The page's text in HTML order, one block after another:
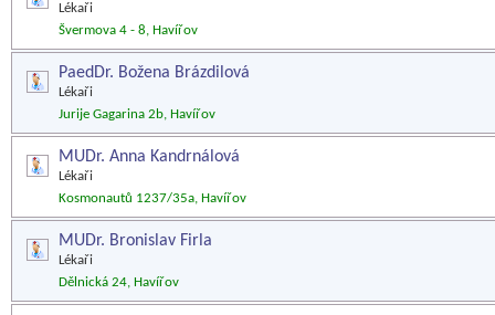
Lékaři
Švermova 4 - 8, Havířov
PaedDr. Božena Brázdilová
Lékaři
Jurije Gagarina 2b, Havířov
MUDr. Anna Kandrnálová
Lékaři
Kosmonautů 1237/35a, Havířov
MUDr. Bronislav Firla
Lékaři
Dělnická 24, Havířov